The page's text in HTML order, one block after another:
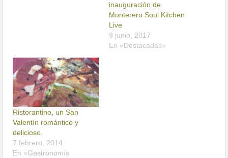
inauguración de
Monterero Soul Kitchen
Live
9 junio, 2017
En «Destacadas»
Ristorantino, un San
Valentín romántico y
delicioso.
7 febrero, 2014
En «Gastronomía